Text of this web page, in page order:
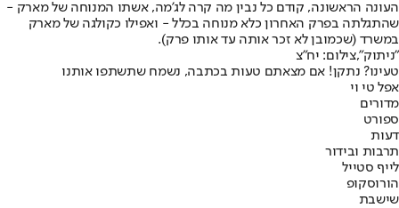
העונה הראשונה, קודם כל נבין מה קרה לג'מה, אשתו המנוחה של מארק -
שהתגלתה בפרק האחרון כלא מנוחה בכלל - ואפילו כקולגה של מארק
במשרד (שכמובן לא זכר אותה עד אותו פרק).
"ניתוק",צילום: יח"צ
טעינו? נתקן! אם מצאתם טעות בכתבה, נשמח שתשתפו אותנו
אפל טי וי
מדורים
ספורט
דעות
תרבות ובידור
לייף סטייל
הורוסקופ
שישבת